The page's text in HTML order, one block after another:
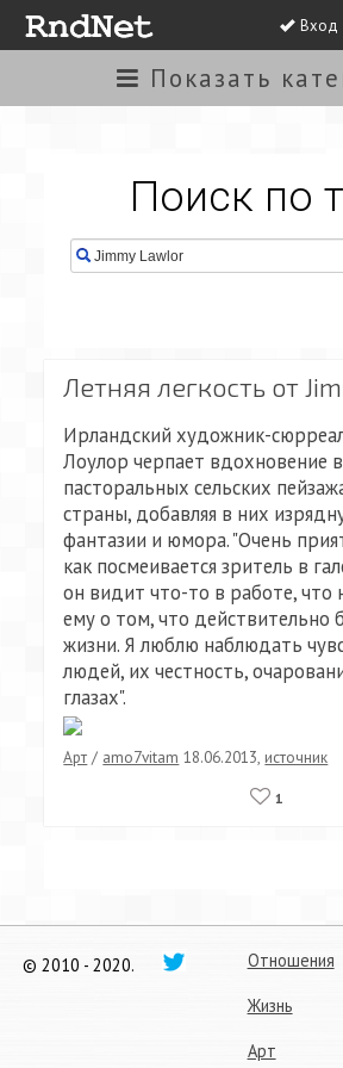
Вход
Показать
Поиск по
Летняя легкость от
Ирландский художник-
Лоулор черпает вдохновение в
пасторальных сельских
страны, добавляя в них
фантазии и юмора. "Очень
как посмеивается зритель в
он видит что-то в работе, что
ему о том, что действительно
жизни. Я люблю наблюдать
людей, их честность,
глазах".
Арт / amo7vitam 18.06.2013, источник
1
© 2010 - 2020.
Отношения
Жизнь
Арт